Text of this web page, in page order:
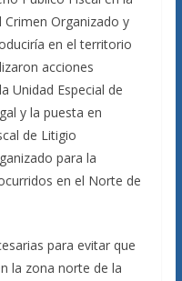
Organizado y
en el territorio
acciones
Unidad Especial de
y la puesta en
de Litigio
para la
en el Norte de
para evitar que
la zona norte de la